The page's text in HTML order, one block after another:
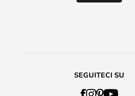
SEGUITECI SU